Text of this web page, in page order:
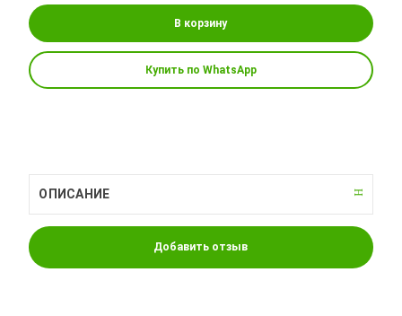
В корзину
Купить по WhatsApp
ОПИСАНИЕ
Добавить отзыв